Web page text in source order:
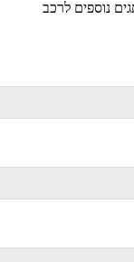
נוספים לרכב